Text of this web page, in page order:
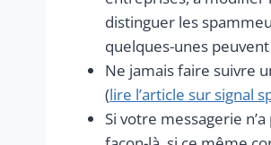
distinguer les
quelques-unes
Ne jamais faire suivre
(lire l’article sur signal
Si votre messagerie